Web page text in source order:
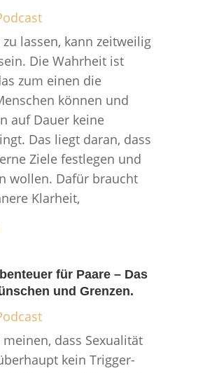
lassen, kann zeitweilig
Die Wahrheit ist
zum einen die
können und
auf Dauer keine
Das liegt daran, dass
Ziele festlegen und
wollen. Dafür braucht
Klarheit,
für Paare – Das
und Grenzen.
dass Sexualität
kein Trigger-